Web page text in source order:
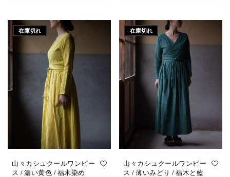
在庫切れ
山々カシュクールワンピー
ス / 濃い黄色 / 福木染め
在庫切れ
山々カシュクールワンピー
ス / 薄いみどり / 福木と藍